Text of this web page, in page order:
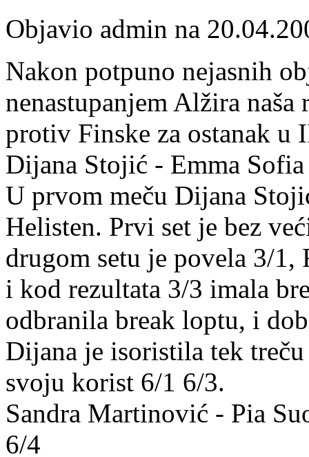
Objavio admin na
Nakon potpuno nejasnih
nenastupanjem Alžira naša
protiv Finske za ostanak u
Dijana Stojić - Emma
U prvom meču Dijana
Helisten. Prvi set je bez
drugom setu je povela 3/
i kod rezultata 3/3 imala
odbranila break loptu, i
Dijana je isoristila tek
svoju korist 6/1 6/3.
Sandra Martinović - Pia
6/4